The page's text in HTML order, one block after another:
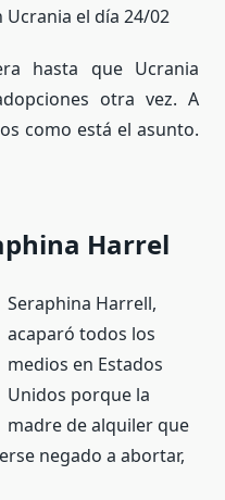
Ucrania el día 24/02
hasta que Ucrania
otra vez. A
como está el asunto.
Harrel
Seraphina Harrell,
acaparó todos los
medios en Estados
Unidos porque la
madre de alquiler que
negado a abortar,